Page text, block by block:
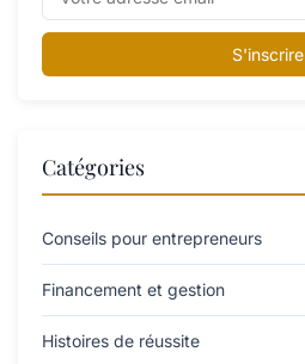
S'inscrire
Catégories
Conseils pour entrepreneurs
Financement et gestion
Histoires de réussite